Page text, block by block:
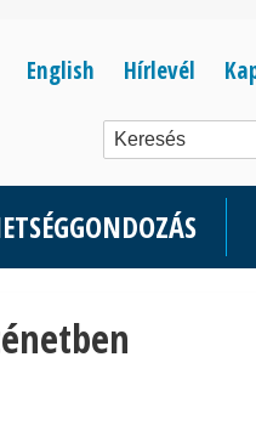
English Hírlevél